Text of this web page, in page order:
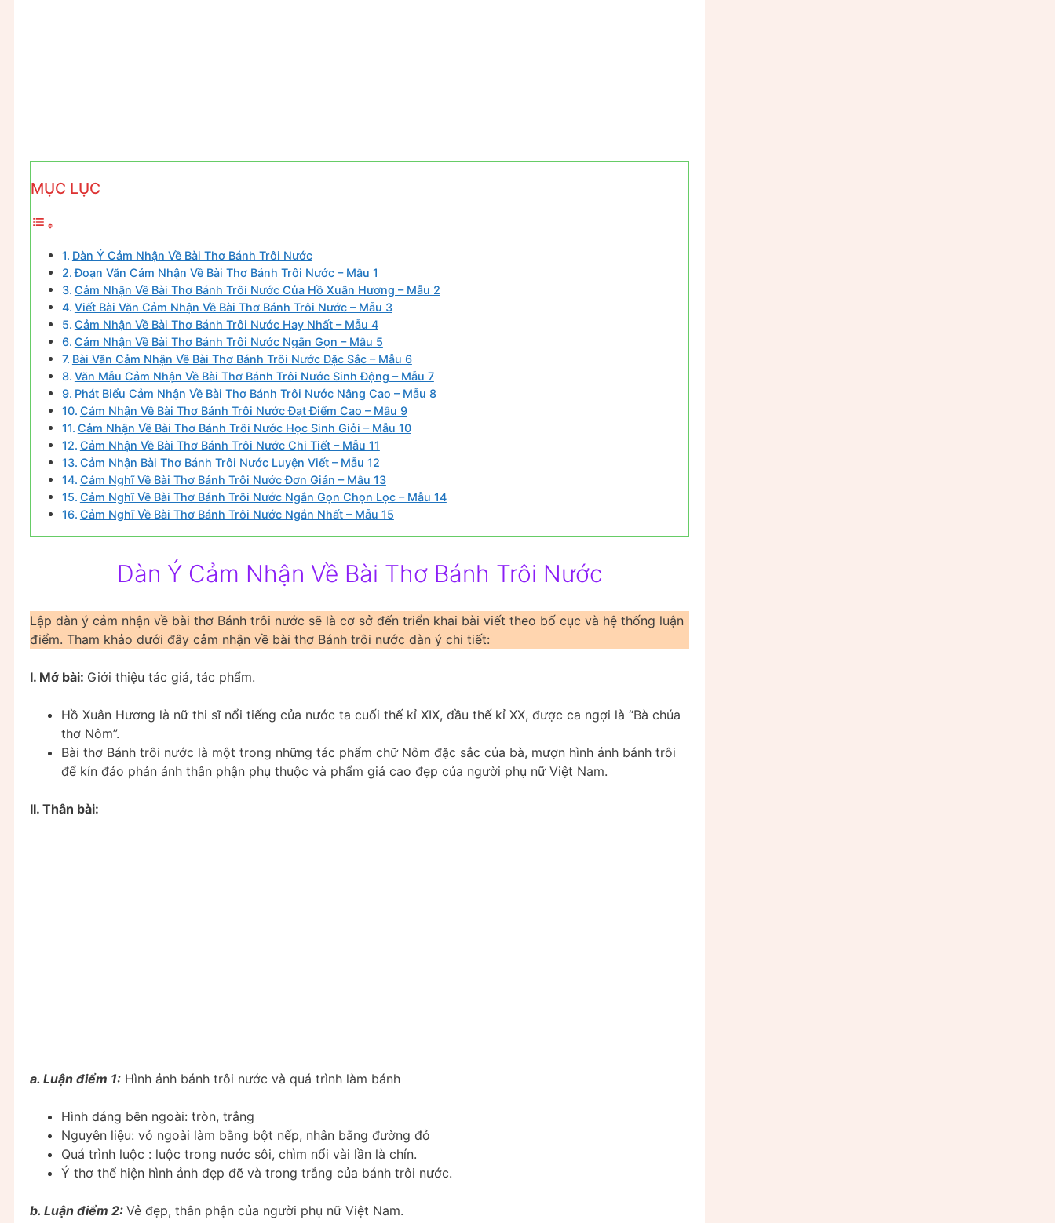
MỤC LỤC
Dàn Ý Cảm Nhận Về Bài Thơ Bánh Trôi Nước
Đoạn Văn Cảm Nhận Về Bài Thơ Bánh Trôi Nước – Mẫu 1
Cảm Nhận Về Bài Thơ Bánh Trôi Nước Của Hồ Xuân Hương – Mẫu 2
Viết Bài Văn Cảm Nhận Về Bài Thơ Bánh Trôi Nước – Mẫu 3
Cảm Nhận Về Bài Thơ Bánh Trôi Nước Hay Nhất – Mẫu 4
Cảm Nhận Về Bài Thơ Bánh Trôi Nước Ngắn Gọn – Mẫu 5
Bài Văn Cảm Nhận Về Bài Thơ Bánh Trôi Nước Đặc Sắc – Mẫu 6
Văn Mẫu Cảm Nhận Về Bài Thơ Bánh Trôi Nước Sinh Động – Mẫu 7
Phát Biểu Cảm Nhận Về Bài Thơ Bánh Trôi Nước Nâng Cao – Mẫu 8
Cảm Nhận Về Bài Thơ Bánh Trôi Nước Đạt Điểm Cao – Mẫu 9
Cảm Nhận Về Bài Thơ Bánh Trôi Nước Học Sinh Giỏi – Mẫu 10
Cảm Nhận Về Bài Thơ Bánh Trôi Nước Chi Tiết – Mẫu 11
Cảm Nhận Bài Thơ Bánh Trôi Nước Luyện Viết – Mẫu 12
Cảm Nghĩ Về Bài Thơ Bánh Trôi Nước Đơn Giản – Mẫu 13
Cảm Nghĩ Về Bài Thơ Bánh Trôi Nước Ngắn Gọn Chọn Lọc – Mẫu 14
Cảm Nghĩ Về Bài Thơ Bánh Trôi Nước Ngắn Nhất – Mẫu 15
Dàn Ý Cảm Nhận Về Bài Thơ Bánh Trôi Nước
Lập dàn ý cảm nhận về bài thơ Bánh trôi nước sẽ là cơ sở đến triển khai bài viết theo bố cục và hệ thống luận
điểm. Tham khảo dưới đây cảm nhận về bài thơ Bánh trôi nước dàn ý chi tiết:
I. Mở bài: Giới thiệu tác giả, tác phẩm.
Hồ Xuân Hương là nữ thi sĩ nổi tiếng của nước ta cuối thế kỉ XIX, đầu thế kỉ XX, được ca ngợi là “Bà chúa
thơ Nôm”.
Bài thơ Bánh trôi nước là một trong những tác phẩm chữ Nôm đặc sắc của bà, mượn hình ảnh bánh trôi
để kín đáo phản ánh thân phận phụ thuộc và phẩm giá cao đẹp của người phụ nữ Việt Nam.
II. Thân bài:
a. Luận điểm 1: Hình ảnh bánh trôi nước và quá trình làm bánh
Hình dáng bên ngoài: tròn, trắng
Nguyên liệu: vỏ ngoài làm bằng bột nếp, nhân bằng đường đỏ
Quá trình luộc : luộc trong nước sôi, chìm nổi vài lần là chín.
Ý thơ thể hiện hình ảnh đẹp đẽ và trong trắng của bánh trôi nước.
b. Luận điểm 2: Vẻ đẹp, thân phận của người phụ nữ Việt Nam.